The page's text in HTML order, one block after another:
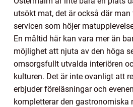
utsökt mat, det är också där
servicen som höjer
En måltid här kan vara mer än
möjlighet att njuta av den höga
omsorgsfullt utvalda interiören
kulturen. Det är inte ovanligt att
erbjuder föreläsningar och
kompletterar den gastronomiska